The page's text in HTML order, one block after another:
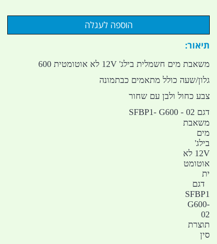
תיאור:
משאבת מים חשמלית בילג' 12V לא אוטומטית 600
גלון/שעה כולל מתאמים כבתמונה
צבע כחול ולבן עם שחור
דגם SFBP1- G600 - 02
משאבת
מים
בילג'
12V לא
אוטומט
ית
דגם
SFBP1
G600-
02
תוצרת
סין